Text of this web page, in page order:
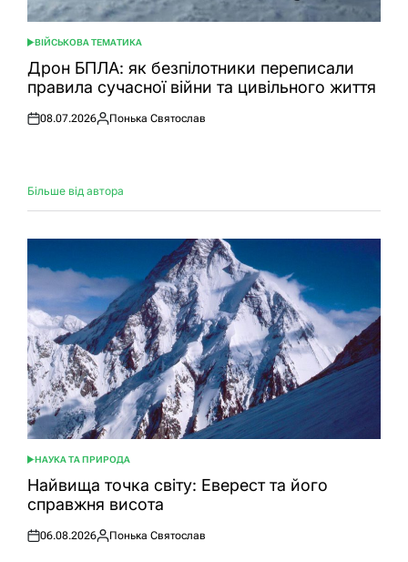
ОПУБЛІКУВАТИ
У
ВІЙСЬКОВА ТЕМАТИКА
Дрон БПЛА: як безпілотники переписали
правила сучасної війни та цивільного життя
Оприлюднено
08.07.2026
Опубліковано
Понька Святослав
Більше від автора
ОПУБЛІКУВАТИ
У
НАУКА ТА ПРИРОДА
Найвища точка світу: Еверест та його
справжня висота
Оприлюднено
06.08.2026
Опубліковано
Понька Святослав